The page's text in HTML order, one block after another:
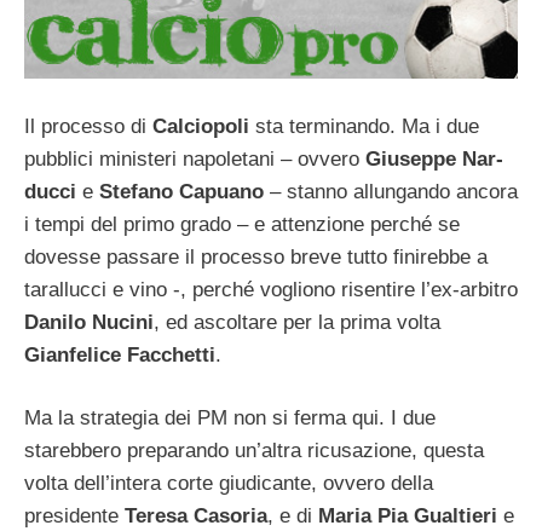
Il processo di Calciopoli sta terminando. Ma i due
pubblici ministeri napoletani – ovvero Giuseppe Nar­
ducci e Stefano Capuano – stanno allungando ancora
i tempi del primo grado – e attenzione perché se
dovesse passare il processo breve tutto finirebbe a
tarallucci e vino -, perché vogliono risentire l’ex-arbitro
Danilo Nucini, ed ascoltare per la prima volta
Gianfelice Facchetti.
Ma la strategia dei PM non si ferma qui. I due
starebbero preparando un’altra ricusazione, questa
volta dell’intera corte giudicante, ovvero della
presidente Teresa Casoria, e di Maria Pia Gualtieri e